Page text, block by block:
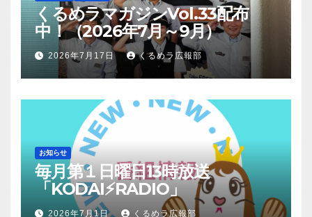
くるめラマガジンVol.33配布
中！（2026年7月～9月）
2026年7月17日 くるめラ広報部
お知らせ
毎月第１日曜日13時放送
「KODAI⚡RADIO」
2026年7月1日 くるめラ広報部